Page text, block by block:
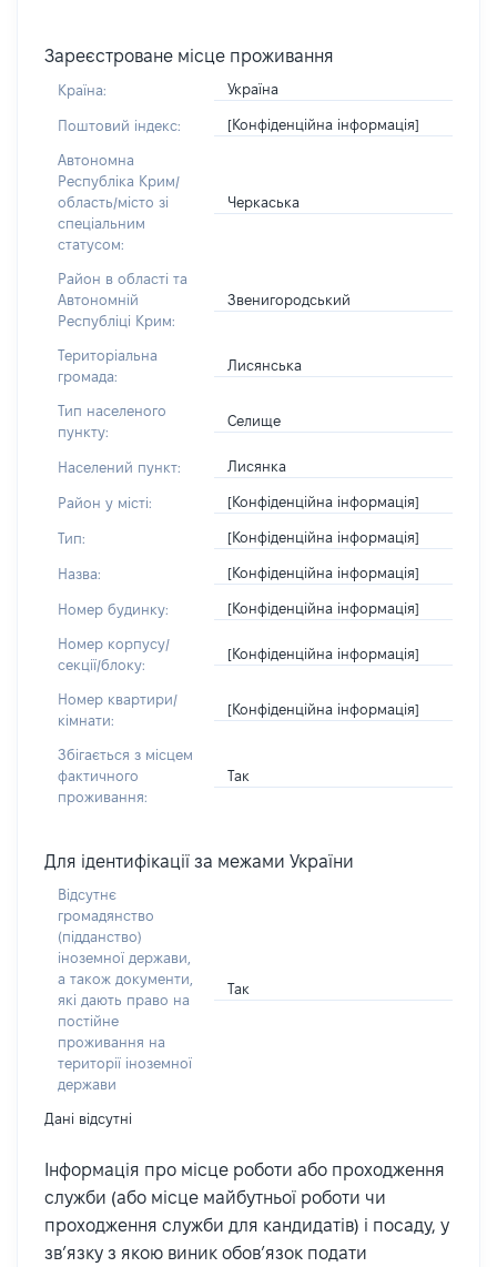
Зареєстроване місце проживання
Країна: Україна
Поштовий індекс: [Конфіденційна інформація]
Автономна
Республіка Крим/
область/місто зі
спеціальним
статусом:
Черкаська
Район в області та
Автономній
Республіці Крим:
Звенигородський
Територіальна
громада:
Лисянська
Тип населеного
пункту:
Селище
Населений пункт: Лисянка
Район у місті: [Конфіденційна інформація]
Тип: [Конфіденційна інформація]
Назва: [Конфіденційна інформація]
Номер будинку: [Конфіденційна інформація]
Номер корпусу/
секції/блоку:
[Конфіденційна інформація]
Номер квартири/
кімнати:
[Конфіденційна інформація]
Збігається з місцем
фактичного
проживання:
Так
Для ідентифікації за межами України
Відсутнє
громадянство
(підданство)
іноземної держави,
а також документи,
які дають право на
постійне
проживання на
території іноземної
держави
Так
Дані відсутні
Інформація про місце роботи або проходження
служби (або місце майбутньої роботи чи
проходження служби для кандидатів) і посаду, у
зв’язку з якою виник обов’язок подати